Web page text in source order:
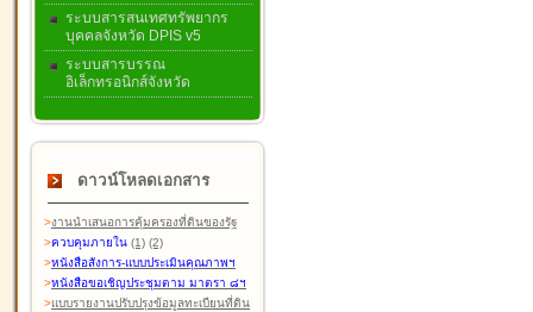
ระบบสารสนเทศทรัพยากร
บุคคลจังหวัด DPIS v5
ระบบสารบรรณ
อิเล็กทรอนิกส์จังหวัด
ดาวน์โหลดเอกสาร
>งานนำเสนอการคุ้มครองที่ดินของรัฐ
>ควบคุมภายใน (1) (2)
>หนังสือสังการ-แบบประเมินคุณภาพฯ
>หนังสือขอเชิญประชุมตาม มาตรา ๘ฯ
>แบบรายงานปรับปรุงข้อมูลทะเบียนที่ดิน